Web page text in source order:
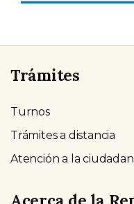
Trámites
Turnos
Trámites a distancia
Atención a la